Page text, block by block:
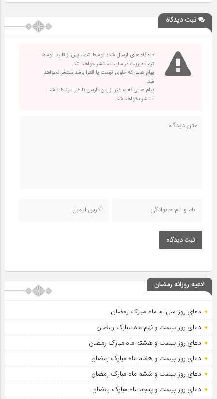
ثبت دیدگاه
دیدگاه های ارسال شده توسط شما، پس از تایید توسط
تیم مدیریت در سایت منتشر خواهد شد.
پیام هایی که حاوی تهمت یا افترا باشد منتشر نخواهد
شد.
پیام هایی که به غیر از زبان فارسی یا غیر مرتبط باشد
منتشر نخواهد شد.
ثبت دیدگاه
ادعیه روزانه رمضان
دعای روز سی ام ماه مبارک رمضان
دعای روز بیست و نهم ماه مبارک رمضان
دعای روز بیست و هشتم ماه مبارک رمضان
دعای روز بیست و هفتم ماه مبارک رمضان
دعای روز بیست و ششم ماه مبارک رمضان
دعای روز بیست و پنجم ماه مبارک رمضان